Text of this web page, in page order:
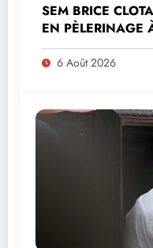
SEM BRICE
EN PÈLERINAGE
MINISTRE
PREND PART À
6 Août 2026